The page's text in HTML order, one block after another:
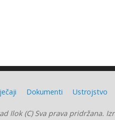
Dokumenti Ustrojstvo
Ilok (C) Sva prava pridržana.